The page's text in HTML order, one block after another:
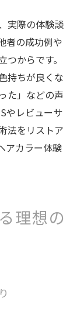
実際の体験談
者の成功例や
からです。
持ちが良くな
た」などの声
やレビューサ
法をリストア
アカラー体験
理想の